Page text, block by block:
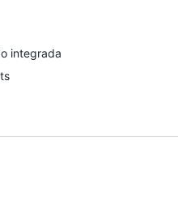
integrada